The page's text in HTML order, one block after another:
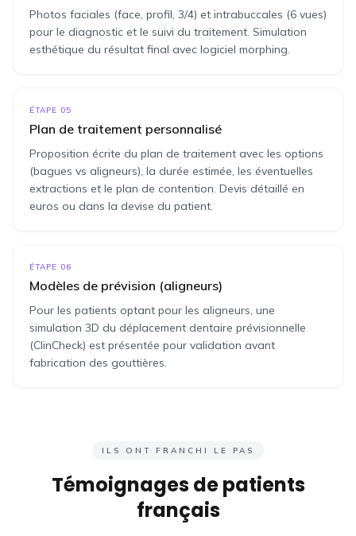
Photos faciales (face, profil, 3/4) et intrabuccales (6 vues)
pour le diagnostic et le suivi du traitement. Simulation
esthétique du résultat final avec logiciel morphing.
ÉTAPE 05
Plan de traitement personnalisé
Proposition écrite du plan de traitement avec les options
(bagues vs aligneurs), la durée estimée, les éventuelles
extractions et le plan de contention. Devis détaillé en
euros ou dans la devise du patient.
ÉTAPE 06
Modèles de prévision (aligneurs)
Pour les patients optant pour les aligneurs, une
simulation 3D du déplacement dentaire prévisionnelle
(ClinCheck) est présentée pour validation avant
fabrication des gouttières.
ILS ONT FRANCHI LE PAS
Témoignages de patients
français